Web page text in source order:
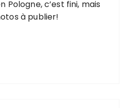
Pologne, c’est fini, mais
à publier!